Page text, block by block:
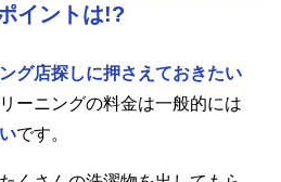
イントは!?
グ店探しに押さえておきたい
ーニングの料金は一般的には
です。